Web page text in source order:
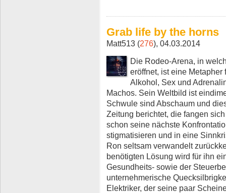
Grab life by the horns
Matt513 (276), 04.03.2014
Die Rodeo-Arena, in
eröffnet, ist eine
Alkohol, Sex und
Machos. Sein Weltbild ist
Schwule sind Abschaum und
Zeitung berichtet, die fangen
schon seine nächste
stigmatisieren und in eine
Ron seltsam verwandelt
benötigten Lösung wird für ihn
Gesundheits- sowie der
unternehmerische
Elektriker, der seine paar